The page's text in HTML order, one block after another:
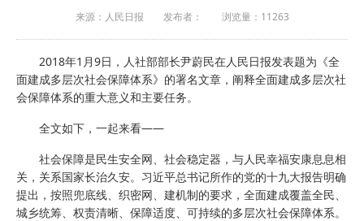
来源：人民日报 发布者： 浏览量： 11263
2018年1月9日，人社部部长尹蔚民在人民日报发表题为《全
面建成多层次社会保障体系》的署名文章，阐释全面建成多层次社
会保障体系的重大意义和主要任务。
全文如下，一起来看——
社会保障是民生安全网、社会稳定器，与人民幸福安康息息相
关，关系国家长治久安。习近平总书记所作的党的十九大报告明确
提出，按照兜底线、织密网、建机制的要求，全面建成覆盖全民、
城乡统筹、权责清晰、保障适度、可持续的多层次社会保障体系。